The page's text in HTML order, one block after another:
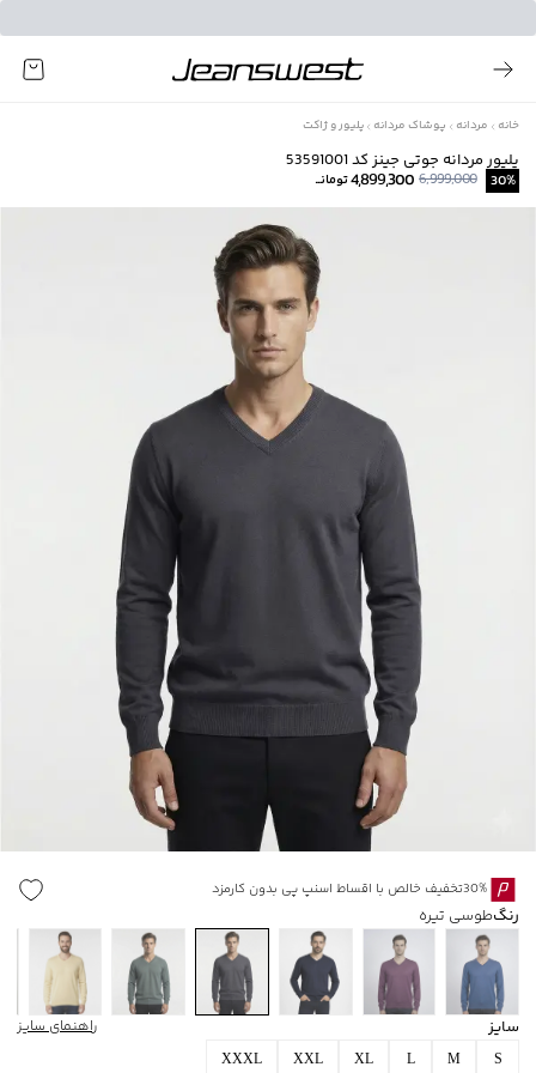
خانه مردانه پوشاک مردانه پلیور و ژاکت
پلیور مردانه جوتی جینز کد 53591001
30%
6,999,000
4,899,300تومانــ
30%تخفیف خالص با اقساط اسنپ پی بدون کارمزد
رنگطوسی تیره
سایز
راهنمای سایز
S
M
L
XL
XXL
XXXL